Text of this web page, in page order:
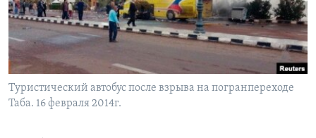
Learning English
СОЦИАЛЬНЫЕ СЕТИ
Туристический автобус после взрыва на погранпереходе
Таба. 16 февраля 2014г.